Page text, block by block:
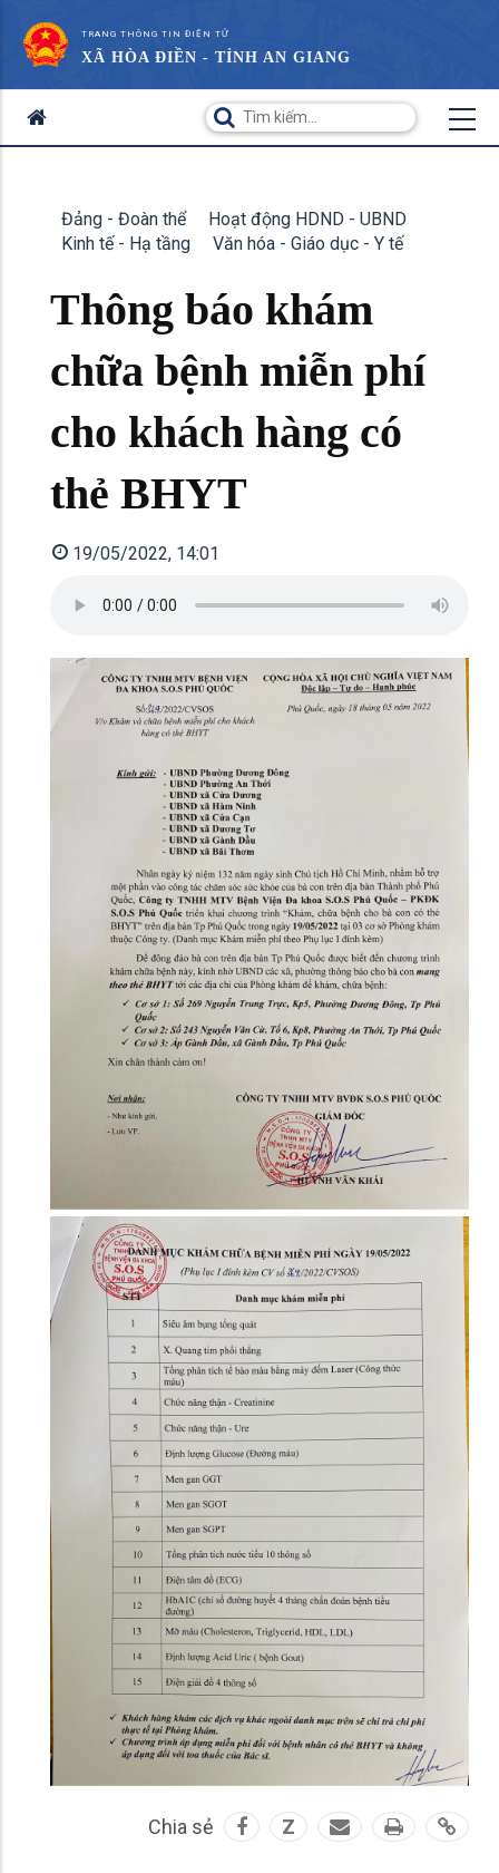
TRANG THÔNG TIN ĐIỆN TỬ
XÃ HÒA ĐIỀN - TỈNH AN GIANG
Đảng - Đoàn thể
Hoạt động HDND - UBND
Kinh tế - Hạ tầng
Văn hóa - Giáo dục - Y tế
Thông báo khám
chữa bệnh miễn phí
cho khách hàng có
thẻ BHYT
19/05/2022, 14:01
Chia sẻ Z